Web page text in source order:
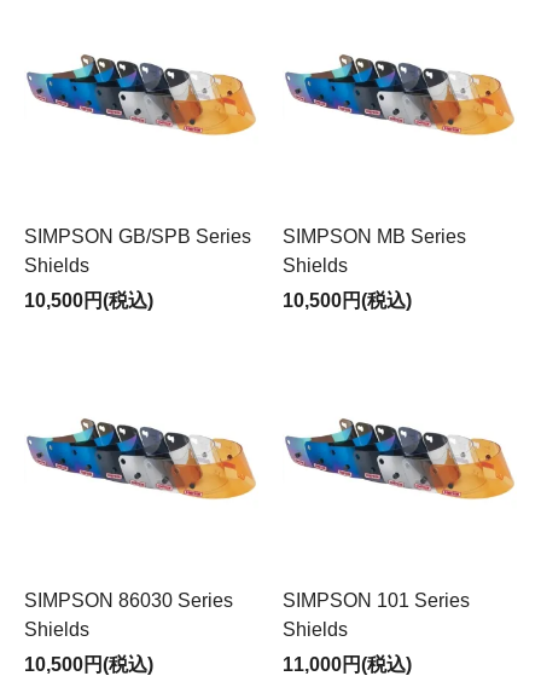
SIMPSON GB/SPB Series
Shields
10,500円(税込)
SIMPSON MB Series
Shields
10,500円(税込)
SIMPSON 86030 Series
Shields
10,500円(税込)
SIMPSON 101 Series
Shields
11,000円(税込)